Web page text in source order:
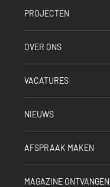
PROJECTEN
OVER ONS
VACATURES
NIEUWS
AFSPRAAK MAKEN
MAGAZINE ONTVANGEN